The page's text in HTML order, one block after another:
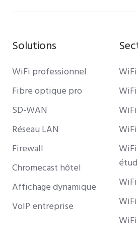
Solutions
WiFi professionnel
Fibre optique pro
SD-WAN
Réseau LAN
Firewall
Chromecast hôtel
Affichage dynamique
VoIP entreprise
WiFi